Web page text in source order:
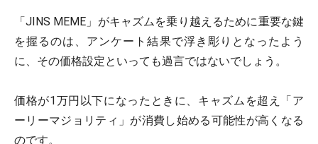
「JINS MEME」がキャズムを乗り越えるために重要な鍵
を握るのは、アンケート結果で浮き彫りとなったよう
に、その価格設定といっても過言ではないでしょう。
価格が1万円以下になったときに、キャズムを超え「ア
ーリーマジョリティ」が消費し始める可能性が高くなる
のです。